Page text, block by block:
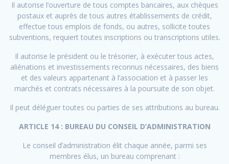
Il autorise l’ouverture de tous comptes bancaires, aux chèques
postaux et auprès de tous autres établissements de crédit,
effectue tous emplois de fonds, ou autres, sollicite toutes
subventions, requiert toutes inscriptions ou transcriptions utiles.
Il autorise le président ou le trésorier, à exécuter tous actes,
aliénations et investissements reconnus nécessaires, des biens
et des valeurs appartenant à l’association et à passer les
marchés et contrats nécessaires à la poursuite de son objet.
Il peut déléguer toutes ou parties de ses attributions au bureau.
ARTICLE 14 : BUREAU DU CONSEIL D’ADMINISTRATION
Le conseil d’administration élit chaque année, parmi ses
membres élus, un bureau comprenant :